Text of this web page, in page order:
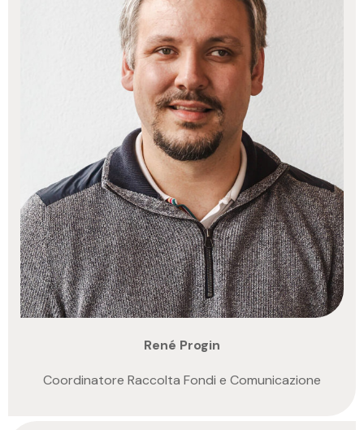
René Progin
Coordinatore Raccolta Fondi e Comunicazione